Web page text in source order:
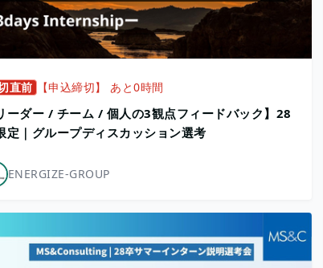
直前 【申込締切】 あと0時間
ーダー / チーム / 個人の3観点フィードバック】28
定｜グループディスカッション選考
ENERGIZE-GROUP